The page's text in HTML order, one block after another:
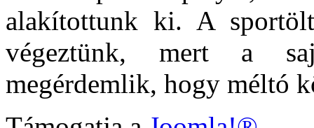
alakítottunk ki. A
végeztünk, mert a
megérdemlik, hogy méltó